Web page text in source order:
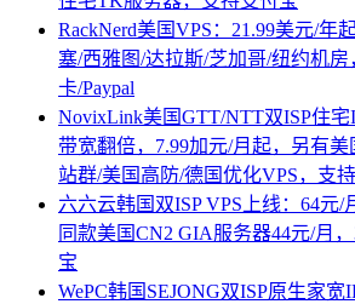
RackNerd美国VPS：21.99美元/年
塞/西雅图/达拉斯/芝加哥/纽约机
卡/Paypal
NovixLink美国GTT/NTT双ISP住宅
带宽翻倍，7.99加元/月起，另有美
站群/美国高防/德国优化VPS，支
六六云韩国双ISP VPS上线：64元/
同款美国CN2 GIA服务器44元/月
宝
WePC韩国SEJONG双ISP原生家宽